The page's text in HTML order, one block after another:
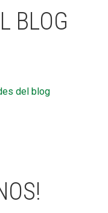
BLOG
del blog